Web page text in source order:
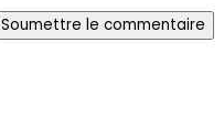
Soumettre le commentaire